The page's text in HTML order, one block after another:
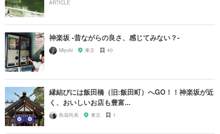
神楽坂 -昔ながらの良さ、感じてみない？-
Miyuki 東京 40
縁結びには飯田橋（旧:飯田町）へGO！！神楽坂が近
く、おいしいお店も豊富...
島袋尚美 東京 1